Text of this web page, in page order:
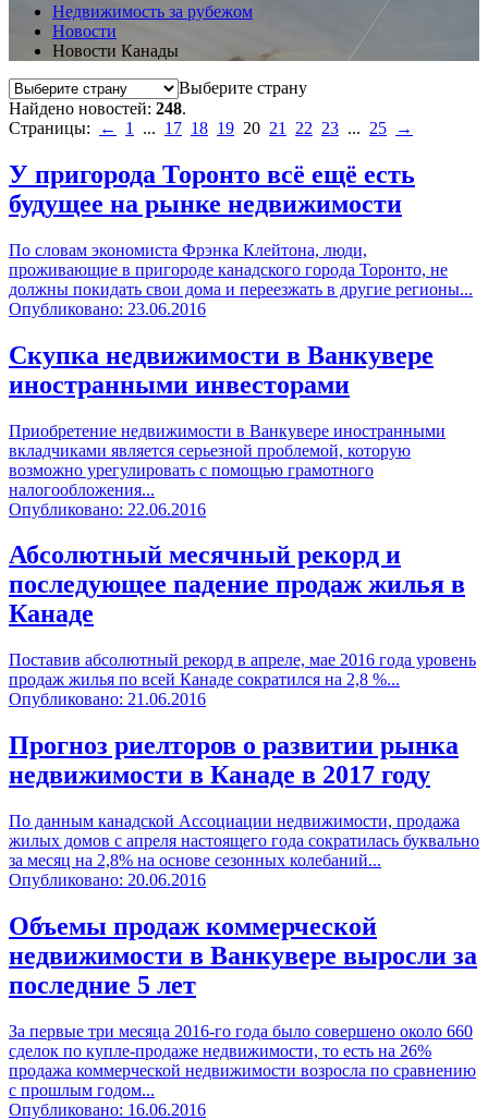
Недвижимость за рубежом
Новости
Новости Канады
Выберите страну
Найдено новостей: 248.
Страницы:
← 1 ... 17 18 19 20 21 22 23 ... 25 →
У пригорода Торонто всё ещё есть
будущее на рынке недвижимости
По словам экономиста Фрэнка Клейтона, люди,
проживающие в пригороде канадского города Торонто, не
должны покидать свои дома и переезжать в другие регионы...
Опубликовано: 23.06.2016
Скупка недвижимости в Ванкувере
иностранными инвесторами
Приобретение недвижимости в Ванкувере иностранными
вкладчиками является серьезной проблемой, которую
возможно урегулировать с помощью грамотного
налогообложения...
Опубликовано: 22.06.2016
Абсолютный месячный рекорд и
последующее падение продаж жилья в
Канаде
Поставив абсолютный рекорд в апреле, мае 2016 года уровень
продаж жилья по всей Канаде сократился на 2,8 %...
Опубликовано: 21.06.2016
Прогноз риелторов о развитии рынка
недвижимости в Канаде в 2017 году
По данным канадской Ассоциации недвижимости, продажа
жилых домов с апреля настоящего года сократилась буквально
за месяц на 2,8% на основе сезонных колебаний...
Опубликовано: 20.06.2016
Объемы продаж коммерческой
недвижимости в Ванкувере выросли за
последние 5 лет
За первые три месяца 2016-го года было совершено около 660
сделок по купле-продаже недвижимости, то есть на 26%
продажа коммерческой недвижимости возросла по сравнению
с прошлым годом...
Опубликовано: 16.06.2016